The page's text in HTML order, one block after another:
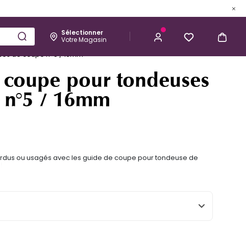
Sélectionner
Votre Magasin
Esthétique Homme Kérastase
SERA DISPONIBLE
de coupe n°5 / 16mm
pour tondeuses
/ 16mm
ou usagés avec les guide de coupe pour tondeuse de